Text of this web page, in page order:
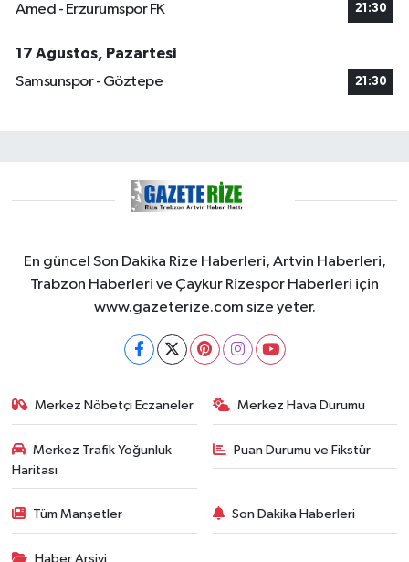
Amed - Erzurumspor FK 21:30
17 Ağustos, Pazartesi
Samsunspor - Göztepe
21:30
En güncel Son Dakika Rize Haberleri, Artvin Haberleri,
Trabzon Haberleri ve Çaykur Rizespor Haberleri için
www.gazeterize.com size yeter.
Merkez Nöbetçi Eczaneler Merkez Hava Durumu
Merkez Trafik Yoğunluk
Haritası
Puan Durumu ve Fikstür
Tüm Manşetler Son Dakika Haberleri
Haber Arşivi